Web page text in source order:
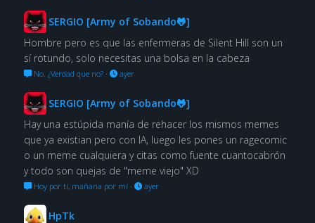
SERGIO [Army of Sobando🐸]
Hombre pero es que las enfermeras de Silent Hill son un
sí rotundo, solo necesitas una bolsa en la cabeza
No. ¿Verdad que no?· ayer
SERGIO [Army of Sobando🐸]
Hay una estúpida manía de rehacer los mismos memes
que ya existian pero con IA, luego les pones un ragecomic
o un meme cualquiera y citas como fuente cuantocabrón
y todo son quejas de "meme viejo" XD
Hoy por ti, mañana por mí· ayer
HpTk